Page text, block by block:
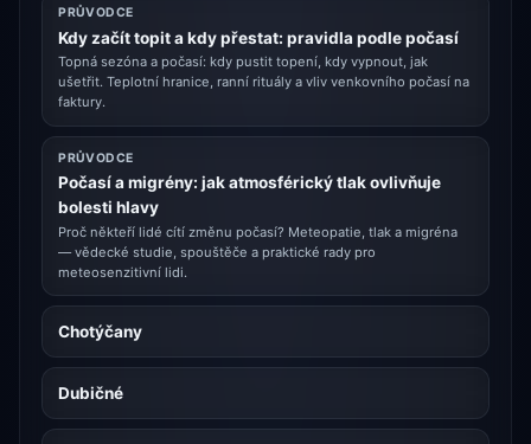
PRŮVODCE
Kdy začít topit a kdy přestat: pravidla podle počasí
Topná sezóna a počasí: kdy pustit topení, kdy vypnout, jak
ušetřit. Teplotní hranice, ranní rituály a vliv venkovního počasí na
faktury.
PRŮVODCE
Počasí a migrény: jak atmosférický tlak ovlivňuje
bolesti hlavy
Proč někteří lidé cítí změnu počasí? Meteopatie, tlak a migréna
— vědecké studie, spouštěče a praktické rady pro
meteosenzitivní lidi.
Chotýčany
Dubičné